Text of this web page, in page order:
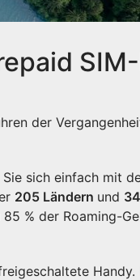
der
sich einfach mit
205 Ländern und
% der Roaming-
Handy.